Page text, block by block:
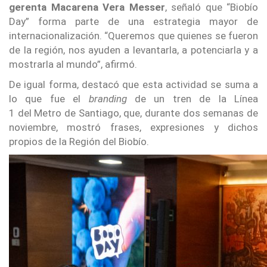
gerenta Macarena Vera Messer, señaló que “Biobío
Day” forma parte de una estrategia mayor de
internacionalización. “Queremos que quienes se fueron
de la región, nos ayuden a levantarla, a potenciarla y a
mostrarla al mundo”, afirmó.
De igual forma, destacó que esta actividad se suma a
lo que fue el brandingde un tren de la Línea
1 del Metro de Santiago, que, durante dos semanas de
noviembre, mostró frases, expresiones y dichos
propios de la Región del Biobío.